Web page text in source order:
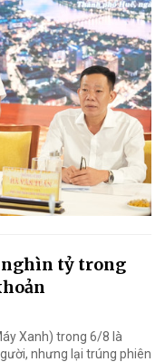
nghìn tỷ trong
Xanh) trong 6/8 là
nhưng lại trúng phiên